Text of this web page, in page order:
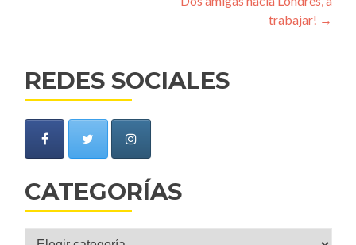
trabajar! →
REDES SOCIALES
CATEGORÍAS
Categorías